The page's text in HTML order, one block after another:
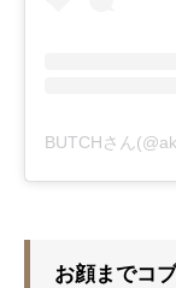
BUTCHさん
お顔までコ